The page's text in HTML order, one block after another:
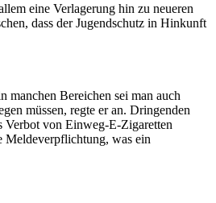
eine Verlagerung hin zu neueren
dass der Jugendschutz in Hinkunft
manchen Bereichen sei man auch
müssen, regte er an. Dringenden
Verbot von Einweg-E-Zigaretten
Meldeverpflichtung, was ein